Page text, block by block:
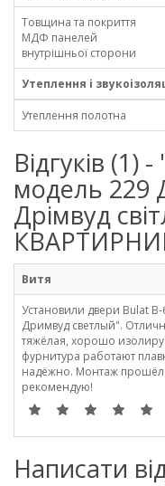
Товщина та покриття
МДФ панелей
внутрішньої сторони
Утеплення і
Утеплення полотна
Відгуків (1)
модель 229
Дрімвуд
Витя
Установили двери Bulat
Дримвуд светлый".
тяжёлая, хорошо
фурнитура работают
надёжно. Монтаж
рекомендую!
Написати